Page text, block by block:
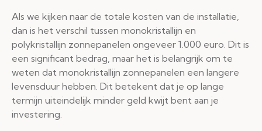
Als we kijken naar de totale kosten van de installatie,
dan is het verschil tussen monokristallijn en
polykristallijn zonnepanelen ongeveer 1.000 euro. Dit is
een significant bedrag, maar het is belangrijk om te
weten dat monokristallijn zonnepanelen een langere
levensduur hebben. Dit betekent dat je op lange
termijn uiteindelijk minder geld kwijt bent aan je
investering.